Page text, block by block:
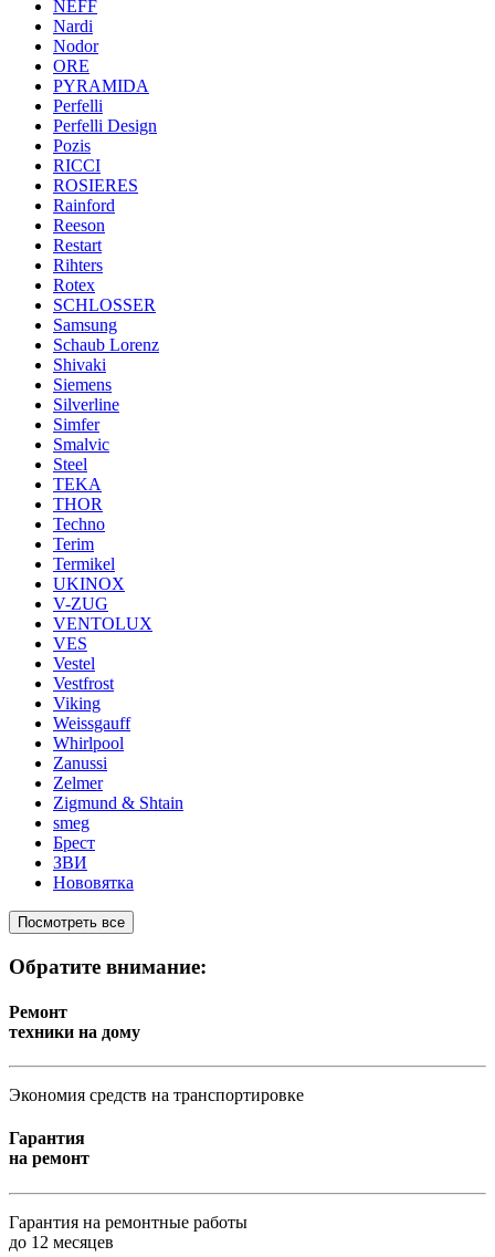
NEFF
Nardi
Nodor
ORE
PYRAMIDA
Perfelli
Perfelli Design
Pozis
RICCI
ROSIERES
Rainford
Reeson
Restart
Rihters
Rotex
SCHLOSSER
Samsung
Schaub Lorenz
Shivaki
Siemens
Silverline
Simfer
Smalvic
Steel
TEKA
THOR
Techno
Terim
Termikel
UKINOX
V-ZUG
VENTOLUX
VES
Vestel
Vestfrost
Viking
Weissgauff
Whirlpool
Zanussi
Zelmer
Zigmund & Shtain
smeg
Брест
ЗВИ
Нововятка
Посмотреть все
Обратите внимание:
Ремонт
техники на дому
Экономия средств на транспортировке
Гарантия
на ремонт
Гарантия на ремонтные работы
до 12 месяцев